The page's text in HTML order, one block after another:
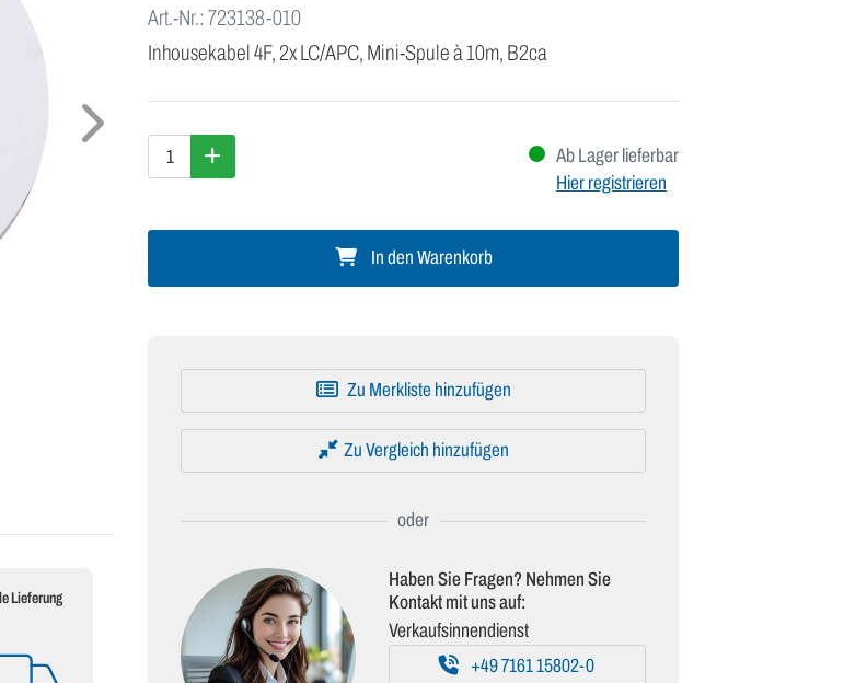
Lieferung
Art.-Nr.: 723138-010
Inhousekabel 4F, 2x LC/APC, Mini-Spule à 10m, B2ca
Ab Lager lieferbar
Hier registrieren
In den Warenkorb
Zu Merkliste hinzufügen
Zu Vergleich hinzufügen
Haben Sie Fragen? Nehmen Sie
Kontakt mit uns auf:
Verkaufsinnendienst
+49 7161 15802-0